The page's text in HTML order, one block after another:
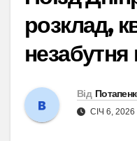
розклад,
Від
СІЧ 6, 2026